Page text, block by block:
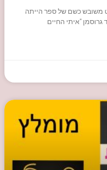
כשם של ספר הייתה
"איתי החיים